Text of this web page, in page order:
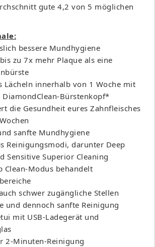
gute 4,2 von 5 möglichen
bessere Mundhygiene
zu 7x mehr Plaque als eine
Lächeln innerhalb von 1 Woche mit
DiamondClean-Bürstenkopf*
die Gesundheit eures Zahnfleisches
sanfte Mundhygiene
Reinigungsmodi, darunter Deep
Sensitive Superior Cleaning
Clean-Modus behandelt
schwer zugängliche Stellen
und dennoch sanfte Reinigung
mit USB-Ladegerät und
2-Minuten-Reinigung